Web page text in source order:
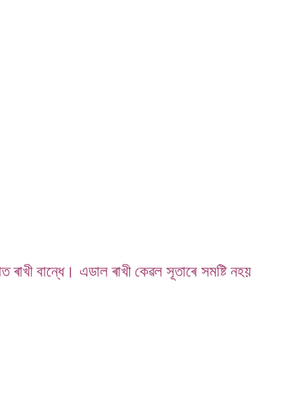
বান্ধে। এডাল ৰাখী কেৱল সূতাৰে সমষ্টি নহয়